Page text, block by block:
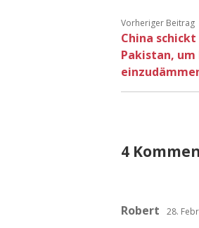
Vorheriger Beitrag
China schickt
Pakistan, um
4
Robert 28.